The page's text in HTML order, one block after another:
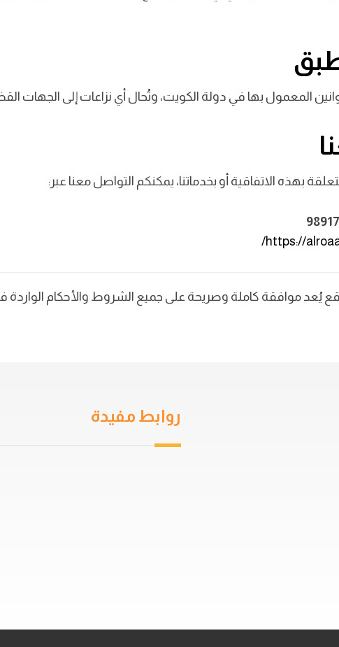
المعمول بها في دولة الكويت، وتُحال أي نزاعات إلى الجهات
بهذه الاتفاقية أو بخدماتنا، يمكنكم التواصل معنا عبر:
https://
يُعد موافقة كاملة وصريحة على جميع الشروط والأحكام الواردة
روابط مفيدة